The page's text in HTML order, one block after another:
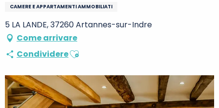
CAMERE E APPARTAMENTI AMMOBILIATI
5 LA LANDE, 37260 Artannes-sur-Indre
Come arrivare
CondividereAjouter aux favoris